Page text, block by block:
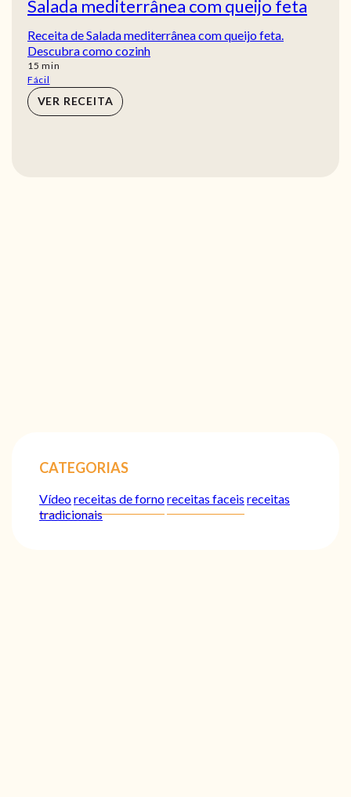
Salada mediterrânea com queijo feta
Receita de Salada mediterrânea com queijo feta.
Descubra como cozinh
15 min
min
Fácil
VER RECEITA
CATEGORIAS
Vídeoreceitas de fornoreceitas faceis receitas
tradicionais